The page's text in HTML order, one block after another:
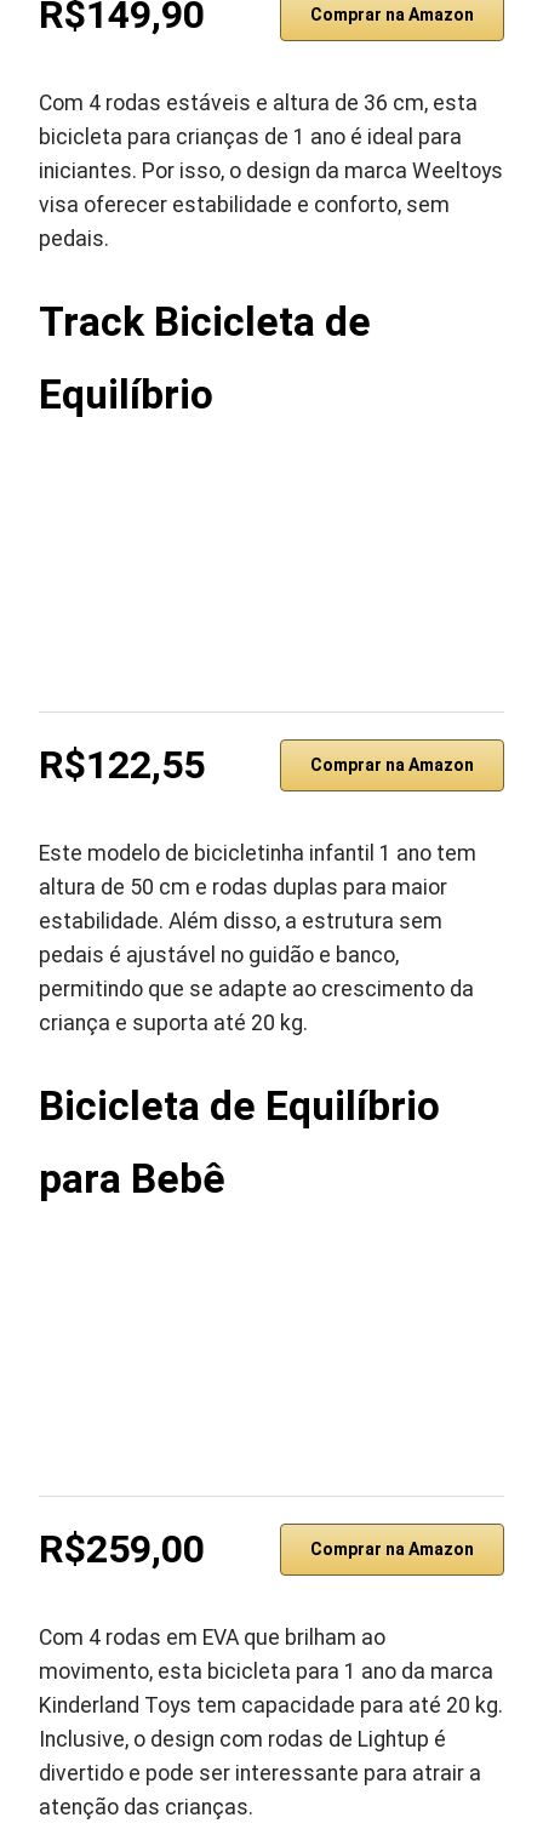
R$149,90 Comprar na Amazon
Com 4 rodas estáveis e altura de 36 cm, esta
bicicleta para crianças de 1 ano é ideal para
iniciantes. Por isso, o design da marca Weeltoys
visa oferecer estabilidade e conforto, sem
pedais.
Track Bicicleta de
Equilíbrio
R$122,55 Comprar na Amazon
Este modelo de bicicletinha infantil 1 ano tem
altura de 50 cm e rodas duplas para maior
estabilidade. Além disso, a estrutura sem
pedais é ajustável no guidão e banco,
permitindo que se adapte ao crescimento da
criança e suporta até 20 kg.
Bicicleta de Equilíbrio
para Bebê
R$259,00 Comprar na Amazon
Com 4 rodas em EVA que brilham ao
movimento, esta bicicleta para 1 ano da marca
Kinderland Toys tem capacidade para até 20 kg.
Inclusive, o design com rodas de Lightup é
divertido e pode ser interessante para atrair a
atenção das crianças.